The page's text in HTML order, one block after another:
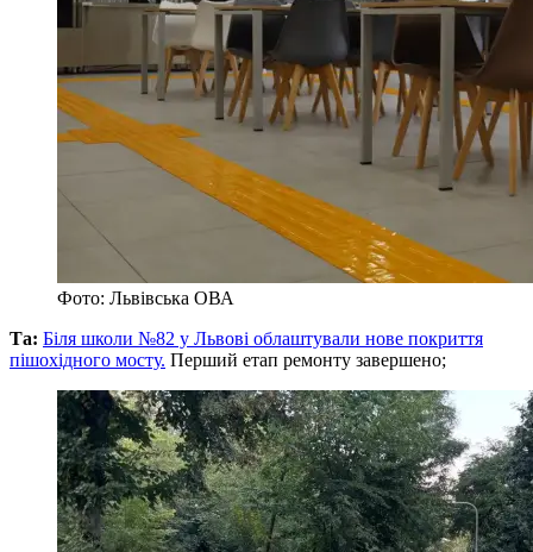
Фото: Львівська ОВА
Та: Біля школи №82 у Львові облаштували нове покриття
пішохідного мосту. Перший етап ремонту завершено;